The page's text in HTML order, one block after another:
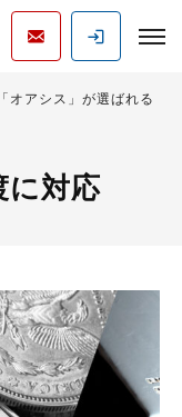
「オアシス」が選ばれる
に対応